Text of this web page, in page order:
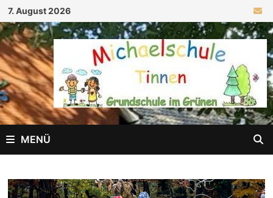
Zum
Inhalt
springen
7. August 2026
MENÜ